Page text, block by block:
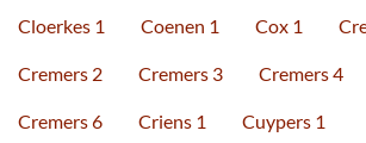
Cloerkes 1 Coenen 1 Cox 1
Cremers 2 Cremers 3 Cremers 4
Cremers 6 Criens 1 Cuypers 1